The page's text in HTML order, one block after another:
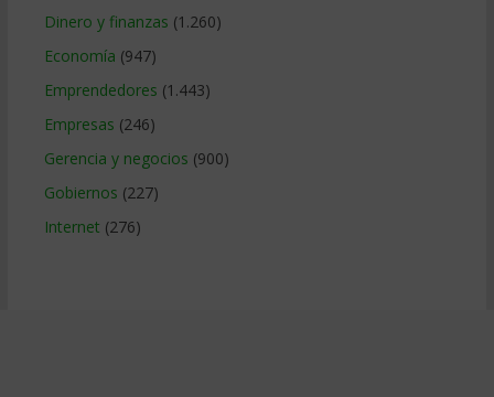
Dinero y finanzas (1.260)
Economía (947)
Emprendedores (1.443)
Empresas (246)
Gerencia y negocios (900)
Gobiernos (227)
Internet (276)